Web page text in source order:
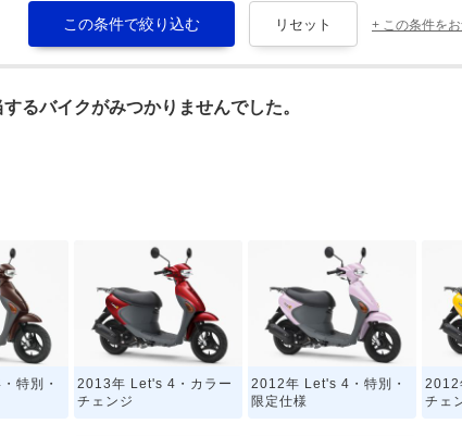
+ この条件を
るバイクがみつかりませんでした。
特別・
2013年 Let's 4・カラー
チェンジ
2012年 Let's 4・特別・
限定仕様
2012
チェ